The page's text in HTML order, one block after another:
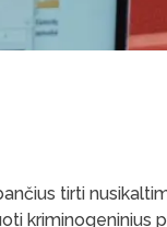
tirti
kriminogeninius